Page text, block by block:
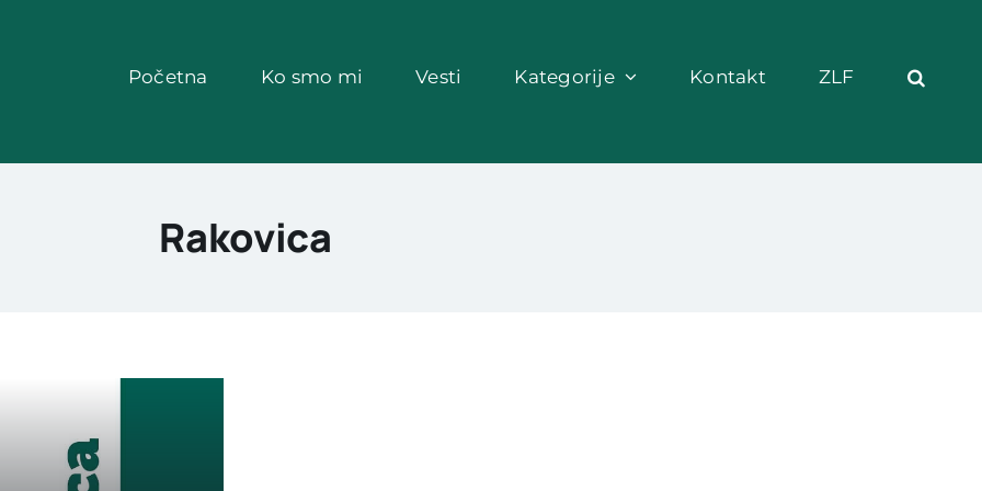
Početna Ko smo mi Vesti Kategorije Kontakt ZLF
Rakovica